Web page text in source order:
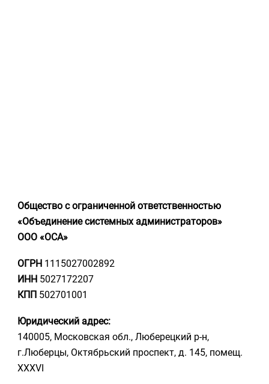
Общество с ограниченной ответственностью
«Объединение системных администраторов»
ООО «ОСА»
ОГРН 1115027002892
ИНН 5027172207
КПП 502701001
Юридический адрес:
140005, Московская обл., Люберецкий р-н,
г.Люберцы, Октябрьский проспект, д. 145, помещ.
XXXVI